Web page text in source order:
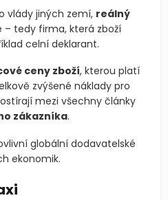
vlády jiných zemí, reálný
– tedy firma, která zboží
celní deklarant.
ceny zboží, kterou platí
zvýšené náklady pro
mezi všechny články
zákazníka.
globální dodavatelské
ekonomik.